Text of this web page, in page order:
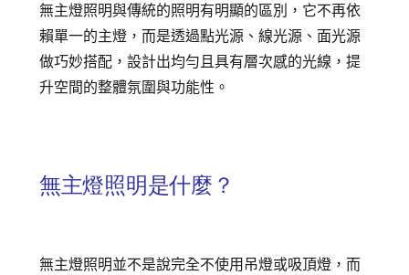
無主燈照明與傳統的照明有明顯的區別，它不再依
賴單一的主燈，而是透過點光源、線光源、面光源
做巧妙搭配，設計出均勻且具有層次感的光線，提
升空間的整體氛圍與功能性。
無主燈照明是什麼？
無主燈照明並不是說完全不使用吊燈或吸頂燈，而
快速連結
追蹤我的訂單
加入 JARVIS VIP